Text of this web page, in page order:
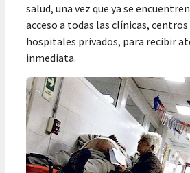
salud, una vez que ya se
acceso a todas las clínicas,
hospitales privados, para recibir
inmediata.